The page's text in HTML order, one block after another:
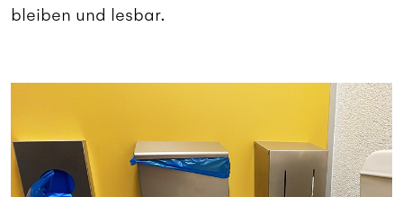
bleiben und lesbar.